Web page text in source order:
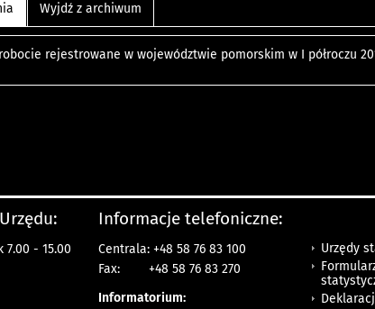
Wyjdź z archiwum
rejestrowane w województwie pomorskim w I półroczu
7.00 - 15.00
Informacje telefoniczne:
Centrala: +48 58 76 83 100
Fax:
+48 58 76 83 270
Informatorium:
Urzędy